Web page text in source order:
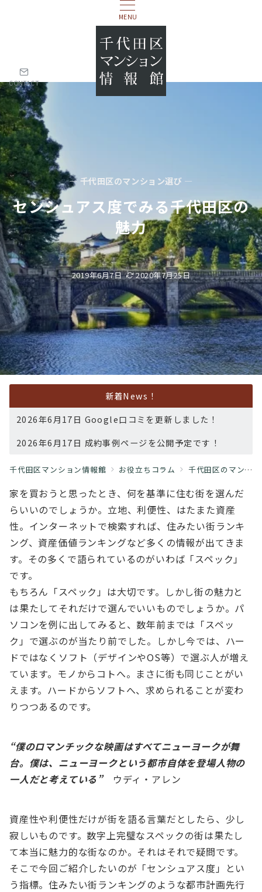
MENU
CONTACT
— 千代田区のマンション選び —
センシュアス度でみる千代田区の
魅力
2019年6月7日 2020年7月25日
新着News！
2026年6月17日 Google口コミを更新しました！
2026年6月17日 成約事例ページを公開予定です！
千代田区マンション情報館 お役立ちコラム 千代田区のマンション選び
家を買おうと思ったとき、何を基準に住む街を選んだ
らいいのでしょうか。立地、利便性、はたまた資産
性。インターネットで検索すれば、住みたい街ランキ
ング、資産価値ランキングなど多くの情報が出てきま
す。その多くで語られているのがいわば「スペック」
です。
もちろん「スペック」は大切です。しかし街の魅力と
は果たしてそれだけで選んでいいものでしょうか。パ
ソコンを例に出してみると、数年前までは「スペッ
ク」で選ぶのが当たり前でした。しかし今では、ハー
ドではなくソフト（デザインやOS等）で選ぶ人が増え
ています。モノからコトへ。まさに街も同じことがい
えます。ハードからソフトへ、求められることが変わ
りつつあるのです。
“僕のロマンチックな映画はすべてニューヨークが舞
台。僕は、ニューヨークという都市自体を登場人物の
一人だと考えている”ウディ・アレン
資産性や利便性だけが街を語る言葉だとしたら、少し
寂しいものです。数字上完璧なスペックの街は果たし
て本当に魅力的な街なのか。それはそれで疑問です。
そこで今回ご紹介したいのが「センシュアス度」とい
う指標。住みたい街ランキングのような都市計画先行